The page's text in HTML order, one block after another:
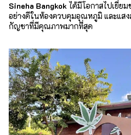
Sineha Bangkok ได้มีโอกาสไปเยี่ย
อย่างดีในห้องควบคุมอุณหภูมิ และแสง
กัญชาที่มีคุณภาพมากที่สุด